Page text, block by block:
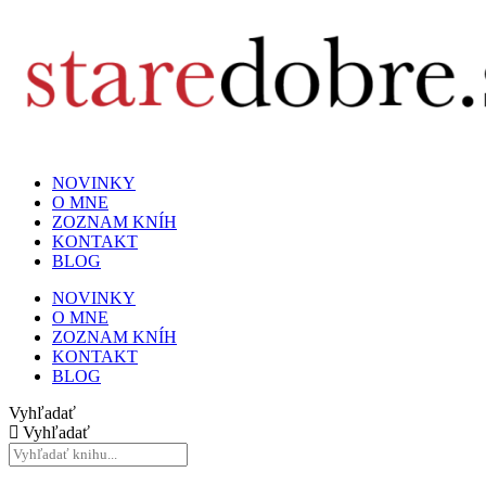
NOVINKY
O MNE
ZOZNAM KNÍH
KONTAKT
BLOG
NOVINKY
O MNE
ZOZNAM KNÍH
KONTAKT
BLOG
Vyhľadať
Vyhľadať